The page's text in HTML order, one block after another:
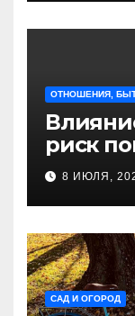
ОТНОШЕНИЯ,
риск
8 ИЮЛЯ,
САД И ОГОРОД